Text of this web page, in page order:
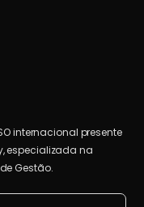
internacional presente
especializada na
Gestão.